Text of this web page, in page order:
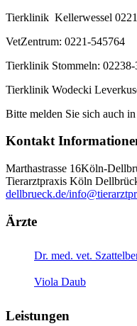
Tierklinik Kellerwessel
VetZentrum: 0221-545764
Tierklinik Stommeln: 02238-
Tierklinik Wodecki
Bitte melden Sie sich auch
Kontakt
Marthastrasse 16Köln-
Tierarztpraxis Köln
dellbrueck.de/
Ärzte
Dr. med. vet.
Viola Daub
Leistungen